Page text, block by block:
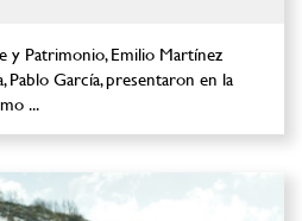
y Patrimonio, Emilio Martínez
Pablo García, presentaron en la
...